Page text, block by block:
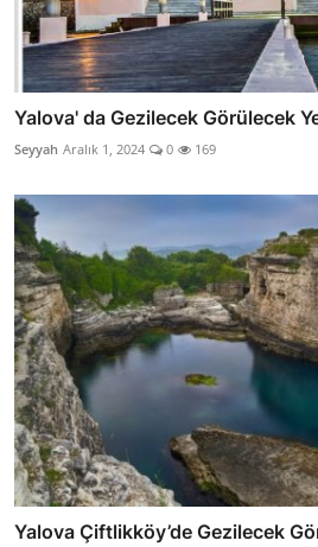
Yalova' da Gezilecek Görülecek
Seyyah Aralık 1, 2024 0 169
Yalova Çiftlikköy’de Gezilecek